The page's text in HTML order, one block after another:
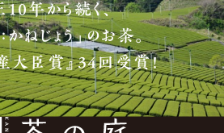
年から続く、
かねじょう」のお茶。
大臣賞』34回受賞！